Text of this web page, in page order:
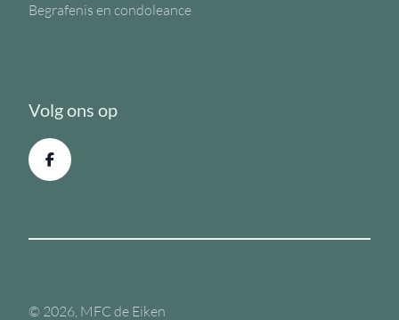
Begrafenis en condoleance
Volg ons op
© 2026, MFC de Eiken